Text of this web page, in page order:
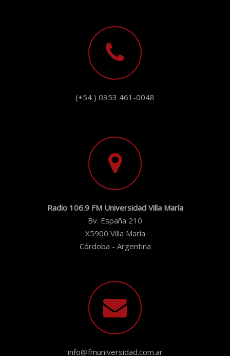
(+54 ) 0353 461-0048
Radio 106.9 FM Universidad Villa María
Bv. España 210
X5900 Villa María
Córdoba - Argentina
info@fmuniversidad.com.ar